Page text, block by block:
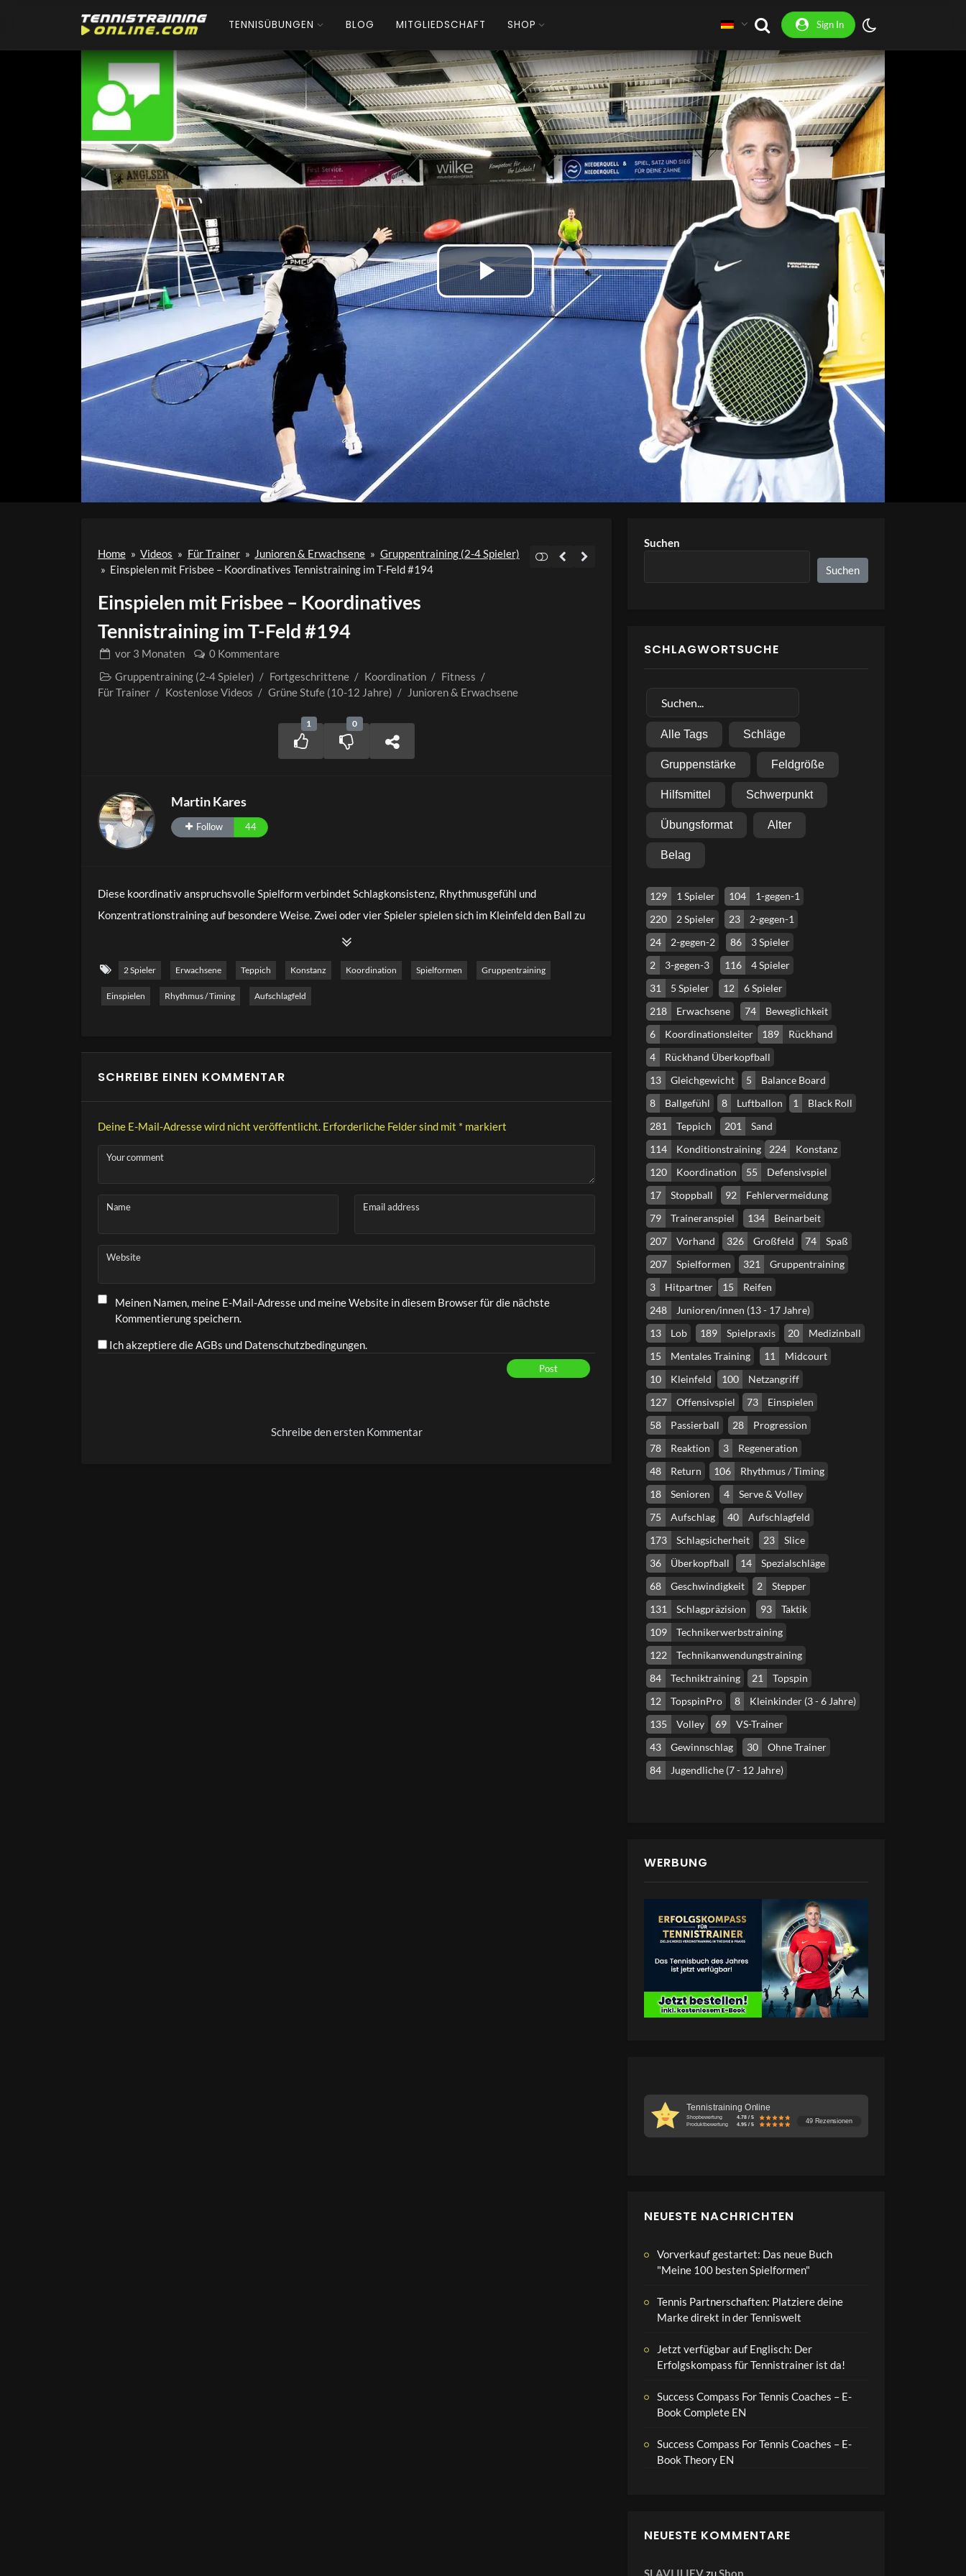
TENNISÜBUNGEN BLOG MITGLIEDSCHAFT SHOP Sign In
Play
Video
Home » Videos » Für Trainer » Junioren & Erwachsene » Gruppentraining (2-4 Spieler)
» Einspielen mit Frisbee – Koordinatives Tennistraining im T-Feld #194
Einspielen mit Frisbee – Koordinatives
Tennistraining im T-Feld #194
vor 3 Monaten
0 Kommentare
Gruppentraining (2-4 Spieler) / Fortgeschrittene / Koordination / Fitness /
Für Trainer / Kostenlose Videos / Grüne Stufe (10-12 Jahre) / Junioren & Erwachsene
1 0
Martin Kares
Follow 44
Diese koordinativ anspruchsvolle Spielform verbindet Schlagkonsistenz, Rhythmusgefühl und
Konzentrationstraining auf besondere Weise. Zwei oder vier Spieler spielen sich im Kleinfeld den Ball zu
und werfen gleichzeitig eine Frisbee hin und her. Ziel ist es, Ballwechsel und Frisbee-Kontrolle miteinander
zu kombinieren, ohne den Rhythmus zu verlieren. Die Übung eignet sich ideal für das Aufwärmen, für
Koordinationstraining sowie zur Verbesserung von Timing und Consistency. Durch verschiedene
Variationen – wie unterschiedliche Schlagarten, Handwechsel oder begrenzte Spielfelder – kann die
Trainingsschwerpunkte:
Rhythmisches Spiel
Konzentration und Fokus
Geeignet für: 2 bis 4 Spieler
Kaufe die Frisbee mit Löchern (Affiliate Link)
2 Spieler Erwachsene Teppich Konstanz Koordination Spielformen Gruppentraining
Einspielen Rhythmus / Timing Aufschlagfeld
SCHREIBE EINEN KOMMENTAR
Deine E-Mail-Adresse wird nicht veröffentlicht. Erforderliche Felder sind mit * markiert
Your comment
Name Email address
Website
Meinen Namen, meine E-Mail-Adresse und meine Website in diesem Browser für die nächste
Kommentierung speichern.
Ich akzeptiere die AGBs und Datenschutzbedingungen.
Post
Schreibe den ersten Kommentar
Suchen
Suchen
SCHLAGWORTSUCHE
Alle Tags Schläge
Gruppenstärke Feldgröße
Hilfsmittel Schwerpunkt
Übungsformat Alter
Belag
129 1 Spieler 104
1-gegen-1
220
2 Spieler 23
2-gegen-1
24
2-gegen-2 86
3 Spieler
2
3-gegen-3 116
4 Spieler
31
5 Spieler 12
6 Spieler
218
Erwachsene 74
Beweglichkeit
6
Koordinationsleiter 189
Rückhand
4
Rückhand Überkopfball
13
Gleichgewicht 5
Balance Board
8
Ballgefühl 8 Luftballon 1
Black Roll
281
Teppich 201
Sand
114
Konditionstraining 224
Konstanz
120
Koordination 55
Defensivspiel
17
Stoppball 92
Fehlervermeidung
79
Traineranspiel 134
Beinarbeit
207
Vorhand 326 Großfeld 74
Spaß
207
Spielformen 321
Gruppentraining
3
Hitpartner 15
Reifen
248
Junioren/innen (13 - 17 Jahre)
13
Lob 189 Spielpraxis 20
Medizinball
15
Mentales Training 11
Midcourt
10
Kleinfeld 100
Netzangriff
127
Offensivspiel 73
Einspielen
58
Passierball 28
Progression
78
Reaktion 3
Regeneration
48
Return 106
Rhythmus / Timing
18
Senioren 4
Serve & Volley
75
Aufschlag 40
Aufschlagfeld
173
Schlagsicherheit 23
Slice
36
Überkopfball 14
Spezialschläge
68
Geschwindigkeit 2
Stepper
131
Schlagpräzision 93
Taktik
109
Technikerwerbstraining
122
Technikanwendungstraining
84
Techniktraining 21
Topspin
12
TopspinPro 8
Kleinkinder (3 - 6 Jahre)
135
Volley 69
VS-Trainer
43
Gewinnschlag 30
Ohne Trainer
84
Jugendliche (7 - 12 Jahre)
WERBUNG
Tennistraining Online
Shopbewertung
4.78 / 5
Produktbewertung
4.95 / 5 49 Rezensionen
NEUESTE NACHRICHTEN
Vorverkauf gestartet: Das neue Buch
"Meine 100 besten Spielformen"
Tennis Partnerschaften: Platziere deine
Marke direkt in der Tenniswelt
Jetzt verfügbar auf Englisch: Der
Erfolgskompass für Tennistrainer ist da!
Success Compass For Tennis Coaches – E-
Book Complete EN
Success Compass For Tennis Coaches – E-
Book Theory EN
NEUESTE KOMMENTARE
SLAVI ILIEVzuShop